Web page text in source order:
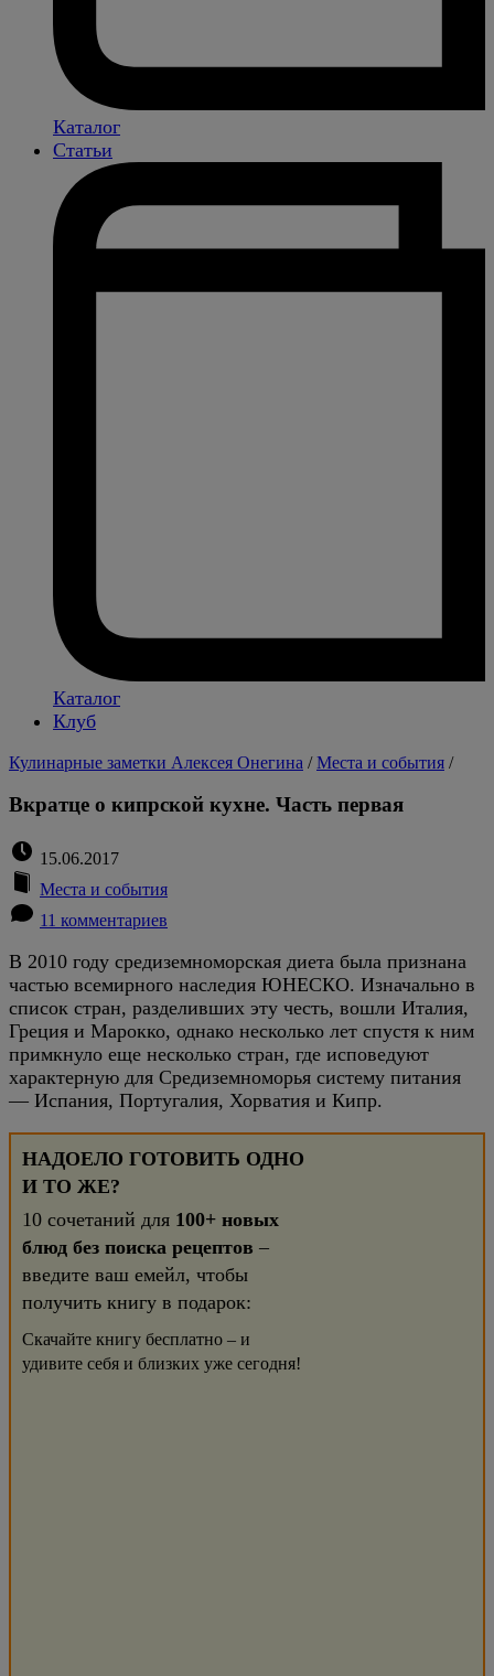
Каталог
Статьи
Каталог
Клуб
Кулинарные заметки Алексея Онегина /Места и события /
Вкратце о кипрской кухне. Часть первая
15.06.2017
Места и события
11 комментариев
В 2010 году средиземноморская диета была признана
частью всемирного наследия ЮНЕСКО. Изначально в
список стран, разделивших эту честь, вошли Италия,
Греция и Марокко, однако несколько лет спустя к ним
примкнуло еще несколько стран, где исповедуют
характерную для Средиземноморья систему питания
— Испания, Португалия, Хорватия и Кипр.
НАДОЕЛО ГОТОВИТЬ ОДНО
И ТО ЖЕ?
10 сочетаний для 100+ новых
блюд без поиска рецептов –
введите ваш емейл, чтобы
получить книгу в подарок:
Скачайте книгу бесплатно – и
удивите себя и близких уже сегодня!